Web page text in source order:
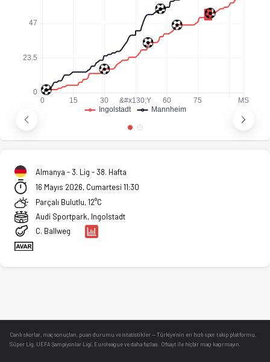
Almanya - 3. Lig - 38. Hafta
16 Mayıs 2026, Cumartesi 11:30
Parçalı Bulutlu, 12°C
Audi Sportpark, Ingolstadt
C. Ballweg
Canlı skorlar , maç sonuçları, puan durumu ve istatistikler — Türkiye’nin en hızlı spor takip platformu.
Süper Lig, UEFA Şampiyonlar Ligi, Euroleague ve daha fazlası. Ofsayt ile hiçbir maçı kaçırmayın.